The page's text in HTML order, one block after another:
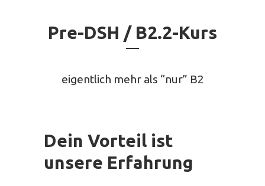
Pre-DSH / B2.2-Kurs
eigentlich mehr als “nur” B2
Dein Vorteil ist
unsere Erfahrung